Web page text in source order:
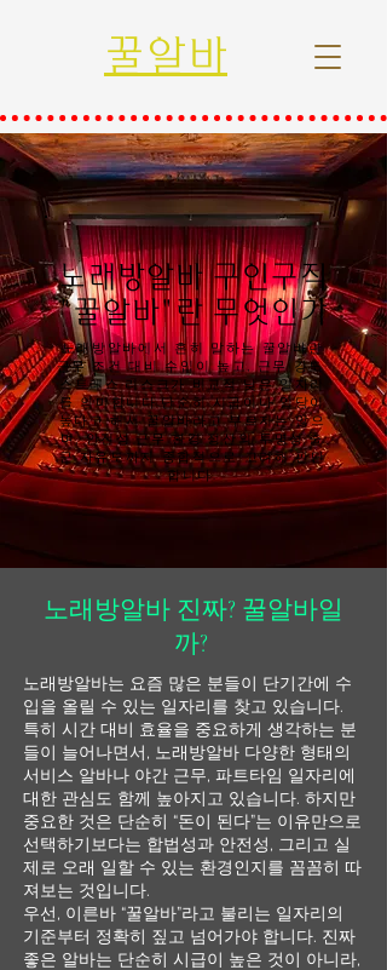
꿀알바
노래방알바 구인구직
"꿀알바"란 무엇인가
노래방알바에서 흔히 말하는 꿀알바란
근무 조건 대비 수입이 높고, 근무 강도·
스트레스·리스크가 비교적 낮은 일자리
를 의미합니다.단순히 시급이나 일당이
높다고 해서 꿀알바라고 부르지는 않으
며, 안전성·근무 환경·정산의 투명성·출
근 자유도까지 종합적으로 고려해 판단
합니다.
노래방알바 진짜? 꿀알바일
까?
노래방알바는 요즘 많은 분들이 단기간에 수
입을 올릴 수 있는 일자리를 찾고 있습니다.
특히 시간 대비 효율을 중요하게 생각하는 분
들이 늘어나면서, 노래방알바 다양한 형태의
서비스 알바나 야간 근무, 파트타임 일자리에
대한 관심도 함께 높아지고 있습니다. 하지만
중요한 것은 단순히 “돈이 된다”는 이유만으로
선택하기보다는 합법성과 안전성, 그리고 실
제로 오래 일할 수 있는 환경인지를 꼼꼼히 따
져보는 것입니다.
우선, 이른바 “꿀알바”라고 불리는 일자리의
기준부터 정확히 짚고 넘어가야 합니다. 진짜
좋은 알바는 단순히 시급이 높은 것이 아니라,